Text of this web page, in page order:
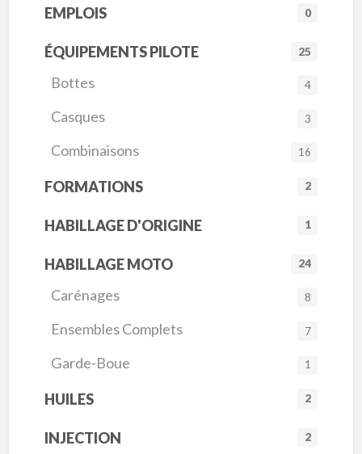
EMPLOIS 0
ÉQUIPEMENTS PILOTE 25
Bottes 4
Casques 3
Combinaisons 16
FORMATIONS 2
HABILLAGE D'ORIGINE 1
HABILLAGE MOTO 24
Carénages 8
Ensembles Complets 7
Garde-Boue 1
HUILES 2
INJECTION 2